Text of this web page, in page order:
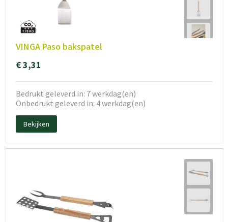
VINGA Paso bakspatel
€ 3,31
Bedrukt geleverd in: 7 werkdag(en)
Onbedrukt geleverd in: 4 werkdag(en)
Bekijken